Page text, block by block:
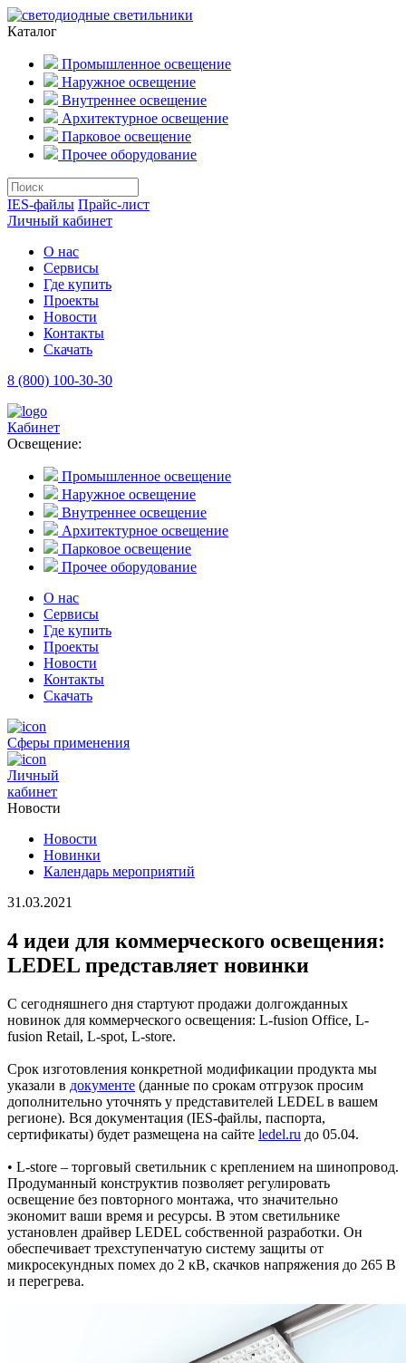
Каталог
Промышленное освещение
Наружное освещение
Внутреннее освещение
Архитектурное освещение
Парковое освещение
Прочее оборудование
IES-файлы Прайс-лист
Личный кабинет
О нас
Сервисы
Где купить
Проекты
Новости
Контакты
Скачать
8 (800) 100-30-30
Кабинет
Освещение:
Промышленное освещение
Наружное освещение
Внутреннее освещение
Архитектурное освещение
Парковое освещение
Прочее оборудование
О нас
Сервисы
Где купить
Проекты
Новости
Контакты
Скачать
Сферы применения
Личный
кабинет
Новости
Новости
Новинки
Календарь мероприятий
31.03.2021
4 идеи для коммерческого освещения:
LEDEL представляет новинки
С сегодняшнего дня стартуют продажи долгожданных
новинок для коммерческого освещения: L-fusion Office, L-
fusion Retail, L-spot, L-store.
Срок изготовления конкретной модификации продукта мы
указали в документе (данные по срокам отгрузок просим
дополнительно уточнять у представителей LEDEL в вашем
регионе). Вся документация (IES-файлы, паспорта,
сертификаты) будет размещена на сайте ledel.ru до 05.04.
• L-store – торговый светильник с креплением на шинопровод.
Продуманный конструктив позволяет регулировать
освещение без повторного монтажа, что значительно
экономит ваши время и ресурсы. В этом светильнике
установлен драйвер LEDEL собственной разработки. Он
обеспечивает трехступенчатую систему защиты от
микросекундных помех до 2 кВ, скачков напряжения до 265 В
и перегрева.